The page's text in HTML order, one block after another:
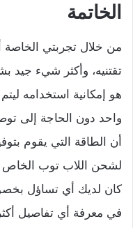
الخاتمة
من خلال تجربتي الخاصة
تقتنيه، وأكثر شيء جيد
هو إمكانية استخدامه
واحد دون الحاجة إلى
أن الطاقة التي يقوم
لشحن اللاب توب الخاص
كان لديك أي تساؤل
في معرفة أي تفاصيل